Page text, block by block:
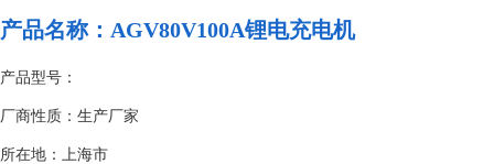
产品名称： AGV80V100A锂电充电机
产品型号：
厂商性质：生产厂家
所在地：上海市